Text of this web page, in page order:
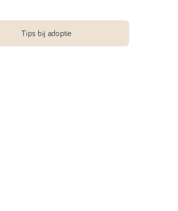
Tips bij adoptie